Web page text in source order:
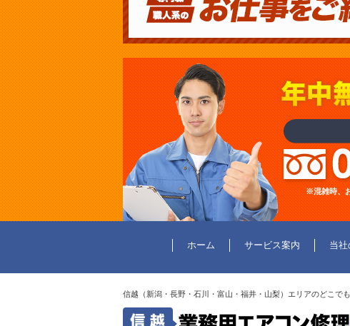
※混雑時、
ホーム サービス案内 当
信越（新潟・長野・石川・富山・福井・山梨）エリアのどこで